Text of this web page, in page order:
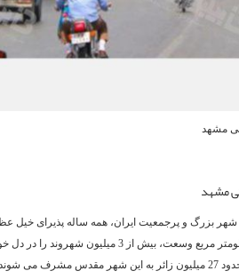
مشهد
مشهد
بزرگ و پرجمعیت ایران، همه ساله پذیرای خیل
شهر با بیش از 351 کیلومتر مربع وسعت، بیش از
مطهر رضوی، سالانه حدود 27 میلیون زائر به این شهر مقدس